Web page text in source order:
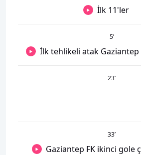
İlk 11'ler
5’
İlk tehlikeli atak Gaziantep
23’
33’
Gaziantep FK ikinci gole